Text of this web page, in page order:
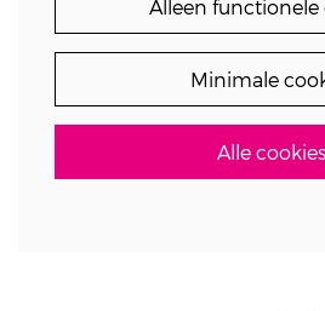
Alleen functionele
Minimale
Alle cookies